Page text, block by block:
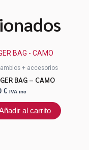
+ accesorios
BAG – CAMO
€ IVA inc
al carrito